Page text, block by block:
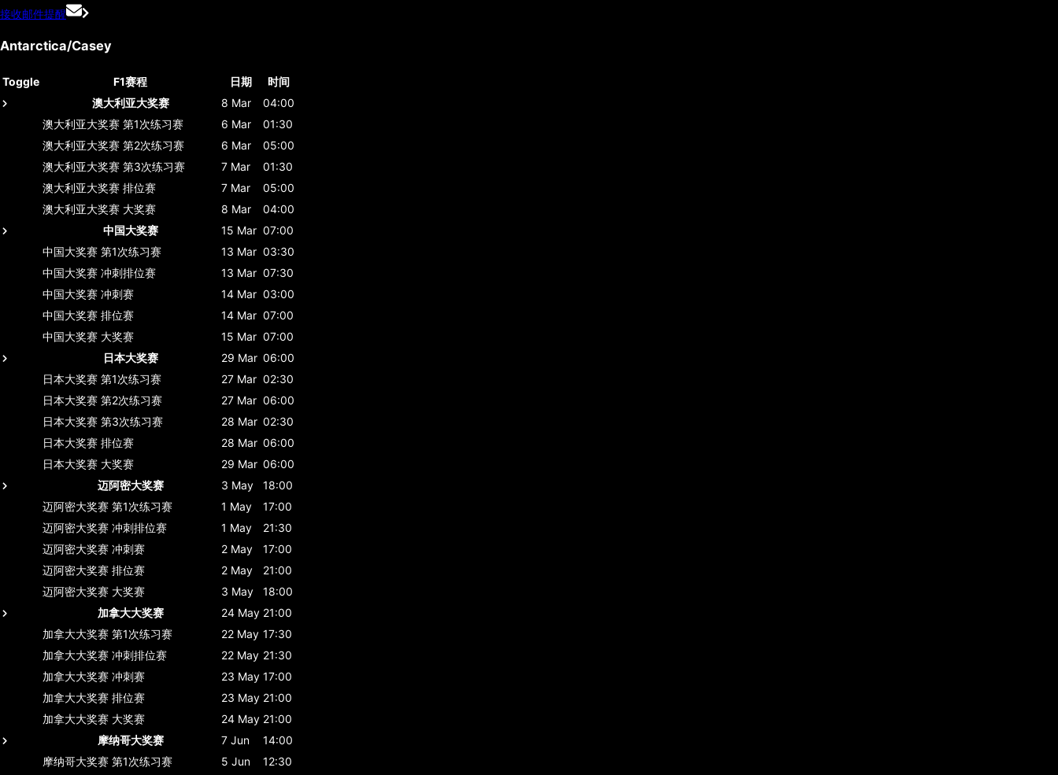
接收邮件提醒
Antarctica/Casey
Toggle F1赛程 日期
时间
澳大利亚大奖赛
8 Mar
04:00
澳大利亚大奖赛 第1次练习赛 6 Mar
01:30
澳大利亚大奖赛 第2次练习赛 6 Mar
05:00
澳大利亚大奖赛 第3次练习赛 7 Mar
01:30
澳大利亚大奖赛 排位赛 7 Mar
05:00
澳大利亚大奖赛 大奖赛 8 Mar
04:00
中国大奖赛
15 Mar 07:00
中国大奖赛 第1次练习赛 13 Mar 03:30
中国大奖赛 冲刺排位赛 13 Mar 07:30
中国大奖赛 冲刺赛 14 Mar 03:00
中国大奖赛 排位赛 14 Mar 07:00
中国大奖赛 大奖赛 15 Mar 07:00
日本大奖赛
29 Mar 06:00
日本大奖赛 第1次练习赛 27 Mar 02:30
日本大奖赛 第2次练习赛 27 Mar 06:00
日本大奖赛 第3次练习赛 28 Mar 02:30
日本大奖赛 排位赛 28 Mar 06:00
日本大奖赛 大奖赛 29 Mar 06:00
迈阿密大奖赛
3 May
18:00
迈阿密大奖赛 第1次练习赛 1 May
17:00
迈阿密大奖赛 冲刺排位赛 1 May
21:30
迈阿密大奖赛 冲刺赛 2 May
17:00
迈阿密大奖赛 排位赛 2 May
21:00
迈阿密大奖赛 大奖赛 3 May
18:00
加拿大大奖赛
24 May 21:00
加拿大大奖赛 第1次练习赛 22 May 17:30
加拿大大奖赛 冲刺排位赛 22 May 21:30
加拿大大奖赛 冲刺赛 23 May 17:00
加拿大大奖赛 排位赛 23 May 21:00
加拿大大奖赛 大奖赛 24 May 21:00
摩纳哥大奖赛
7 Jun
14:00
摩纳哥大奖赛 第1次练习赛 5 Jun
12:30